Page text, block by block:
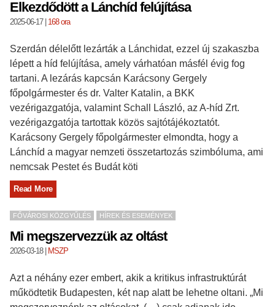
Elkezdődött a Lánchíd felújítása
2025-06-17| 168 ora
Szerdán délelőtt lezárták a Lánchidat, ezzel új szakaszba
lépett a híd felújítása, amely várhatóan másfél évig fog
tartani. A lezárás kapcsán Karácsony Gergely
főpolgármester és dr. Valter Katalin, a BKK
vezérigazgatója, valamint Schall László, az A-híd Zrt.
vezérigazgatója tartottak közös sajtótájékoztatót.
Karácsony Gergely főpolgármester elmondta, hogy a
Lánchíd a magyar nemzeti összetartozás szimbóluma, ami
nemcsak Pestet és Budát köti
Read More
FŐVÁROSI KÖZGYŰLÉS HÍREK ÉS ESEMÉNYEK
Mi megszervezzük az oltást
2026-03-18| MSZP
Azt a néhány ezer embert, akik a kritikus infrastruktúrát
működtetik Budapesten, két nap alatt be lehetne oltani. „Mi